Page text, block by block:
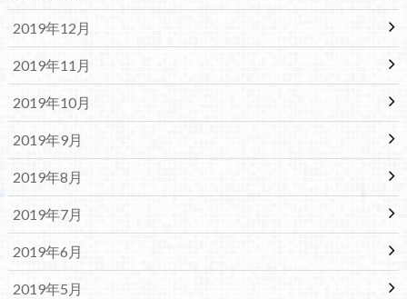
2019年12月
2019年11月
2019年10月
2019年9月
2019年8月
2019年7月
2019年6月
2019年5月